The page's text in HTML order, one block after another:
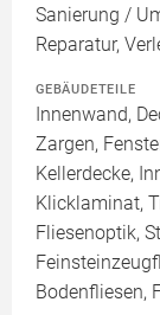
Sanierung /
Reparatur,
GEBÄUDETEILE
Innenwand,
Zargen,
Kellerdecke,
Klicklaminat,
Fliesenoptik,
Bodenfliesen,